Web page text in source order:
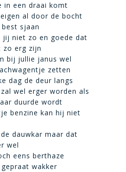
in een draai komt
al door de bocht
sjaan
jij niet zo en goede dat
zo erg zijn
bij jullie janus wel
zetten
dag de deur langs
wel erger worden als
duurde wordt
benzine kan hij niet
dauwkar maar dat
wel
eens berthaze
wakker